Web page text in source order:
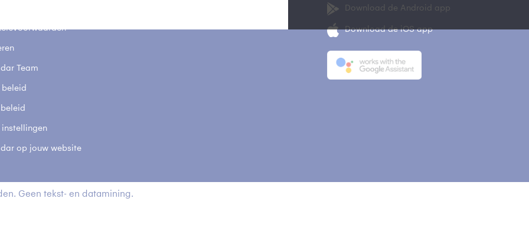
Team
beleid
instellingen
op jouw website
Download de Android app
Download de iOS app
Geen tekst- en datamining.